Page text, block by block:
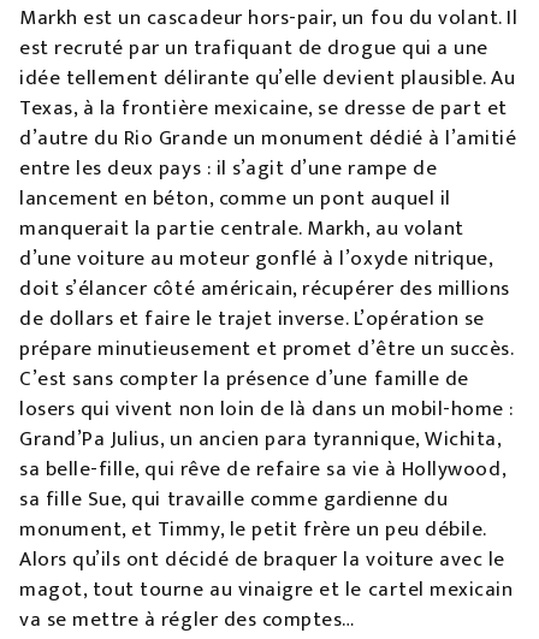
Markh est un cascadeur hors-pair, un fou du volant. Il
est recruté par un trafiquant de drogue qui a une
idée tellement délirante qu’elle devient plausible. Au
Texas, à la frontière mexicaine, se dresse de part et
d’autre du Rio Grande un monument dédié à l’amitié
entre les deux pays : il s’agit d’une rampe de
lancement en béton, comme un pont auquel il
manquerait la partie centrale. Markh, au volant
d’une voiture au moteur gonflé à l’oxyde nitrique,
doit s’élancer côté américain, récupérer des millions
de dollars et faire le trajet inverse. L’opération se
prépare minutieusement et promet d’être un succès.
C’est sans compter la présence d’une famille de
losers qui vivent non loin de là dans un mobil-home :
Grand’Pa Julius, un ancien para tyrannique, Wichita,
sa belle-fille, qui rêve de refaire sa vie à Hollywood,
sa fille Sue, qui travaille comme gardienne du
monument, et Timmy, le petit frère un peu débile.
Alors qu’ils ont décidé de braquer la voiture avec le
magot, tout tourne au vinaigre et le cartel mexicain
va se mettre à régler des comptes…